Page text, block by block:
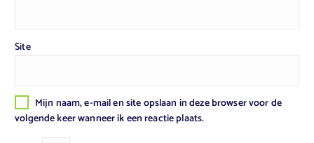
Site
Mijn naam, e-mail en site opslaan in deze browser voor de
volgende keer wanneer ik een reactie plaats.